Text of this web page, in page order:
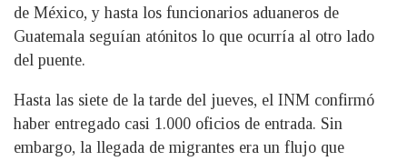
de México, y hasta los funcionarios aduaneros de
Guatemala seguían atónitos lo que ocurría al otro lado
del puente.
Hasta las siete de la tarde del jueves, el INM confirmó
haber entregado casi 1.000 oficios de entrada. Sin
embargo, la llegada de migrantes era un flujo que